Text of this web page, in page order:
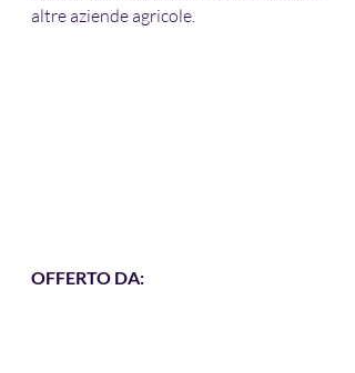
altre aziende agricole.
OFFERTO DA: